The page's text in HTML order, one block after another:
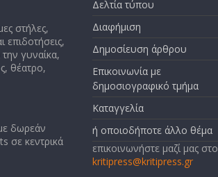
στήλες,
επιδοτήσεις,
γυναίκα,
θέατρο,
δωρεάν
σε κεντρικά
Δελτία τύπου
Διαφήμιση
Δημοσίευση άρθρου
Επικοινωνία με
δημοσιογραφικό τμήμα
Καταγγελία
ή οποιοδήποτε άλλο θέμα
επικοινωνήστε μαζί μας στο
kritipress@kritipress.gr